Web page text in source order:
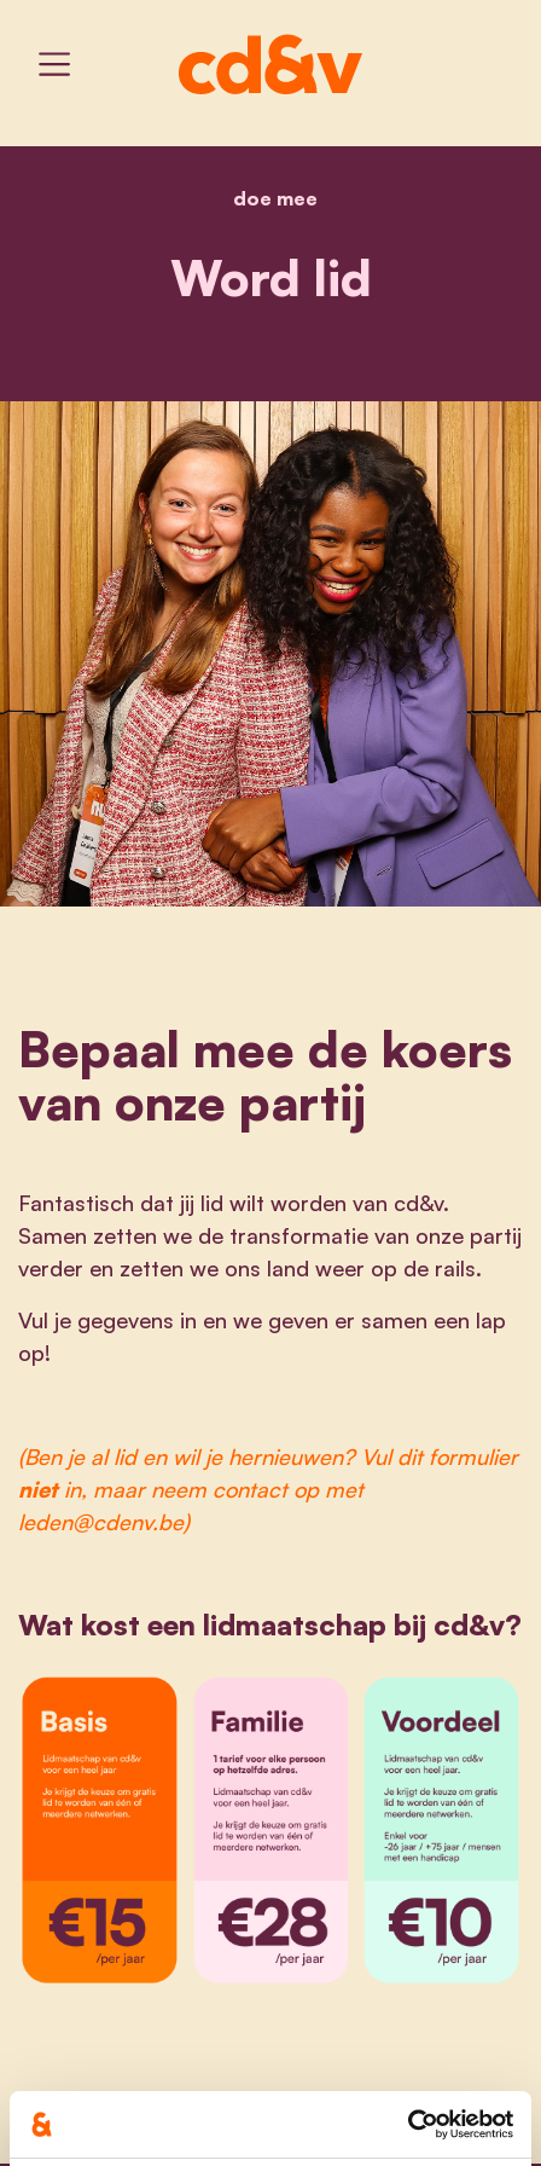
home
doe meeword lid
Word lid
Bepaal mee de koers
van onze partij
Fantastisch dat jij lid wilt worden van cd&v.
Samen zetten we de transformatie van onze partij
verder en zetten we ons land weer op de rails.
Vul je gegevens in en we geven er samen een lap
op!
(Ben je al lid en wil je hernieuwen? Vul dit formulier
nietin, maar neem contact op met
leden@cdenv.be)
Wat kost een lidmaatschap bij cd&v?